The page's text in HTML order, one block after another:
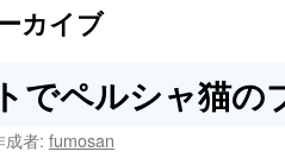
カイブ
でペルシャ猫の
成者: fumosan